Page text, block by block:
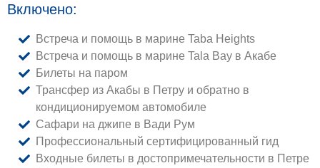
Включено:
Встреча и помощь в марине Taba Heights
Встреча и помощь в марине Tala Bay в Акабе
Билеты на паром
Трансфер из Акабы в Петру и обратно в
кондиционируемом автомобиле
Сафари на джипе в Вади Рум
Профессиональный сертифицированный гид
Входные билеты в достопримечательности в Петре